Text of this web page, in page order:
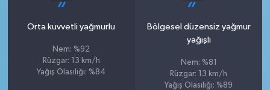
Orta kuvvetli yağmurlu
Nem: %92
Rüzgar: 13 km/h
Yağış Olasılığı: %84
Bölgesel düzensiz yağmur
yağışlı
Nem: %81
Rüzgar: 13 km/h
Yağış Olasılığı: %89